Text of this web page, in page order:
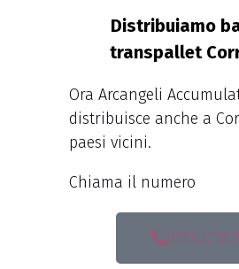
Distribuiamo
transpallet
Ora Arcangeli
distribuisce anche a
paesi vicini.
Chiama il numero